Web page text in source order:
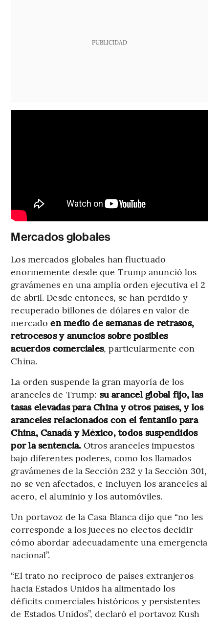
PUBLICIDAD
Mercados globales
Los mercados globales han fluctuado
enormemente desde que Trump anunció los
gravámenes en una amplia orden ejecutiva el 2
de abril. Desde entonces, se han perdido y
recuperado billones de dólares en valor de
mercado en medio de semanas de retrasos,
retrocesos y anuncios sobre posibles
acuerdos comerciales, particularmente con
China.
La orden suspende la gran mayoría de los
aranceles de Trump: su arancel global fijo, las
tasas elevadas para China y otros países, y los
aranceles relacionados con el fentanilo para
China, Canadá y México, todos suspendidos
por la sentencia. Otros aranceles impuestos
bajo diferentes poderes, como los llamados
gravámenes de la Sección 232 y la Sección 301,
no se ven afectados, e incluyen los aranceles al
acero, el aluminio y los automóviles.
Un portavoz de la Casa Blanca dijo que “no les
corresponde a los jueces no electos decidir
cómo abordar adecuadamente una emergencia
nacional”.
“El trato no recíproco de países extranjeros
hacia Estados Unidos ha alimentado los
déficits comerciales históricos y persistentes
de Estados Unidos”, declaró el portavoz Kush